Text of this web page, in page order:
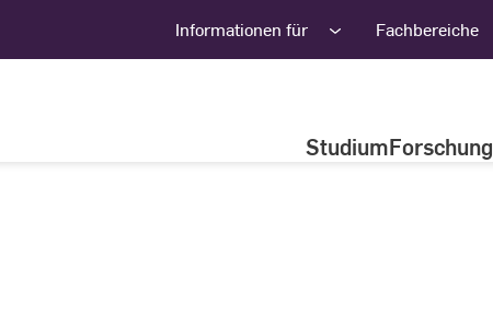
Informationen für Fachbereiche
StudiumForschung